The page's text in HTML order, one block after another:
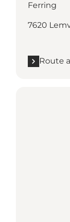
Ferring
7620
Route